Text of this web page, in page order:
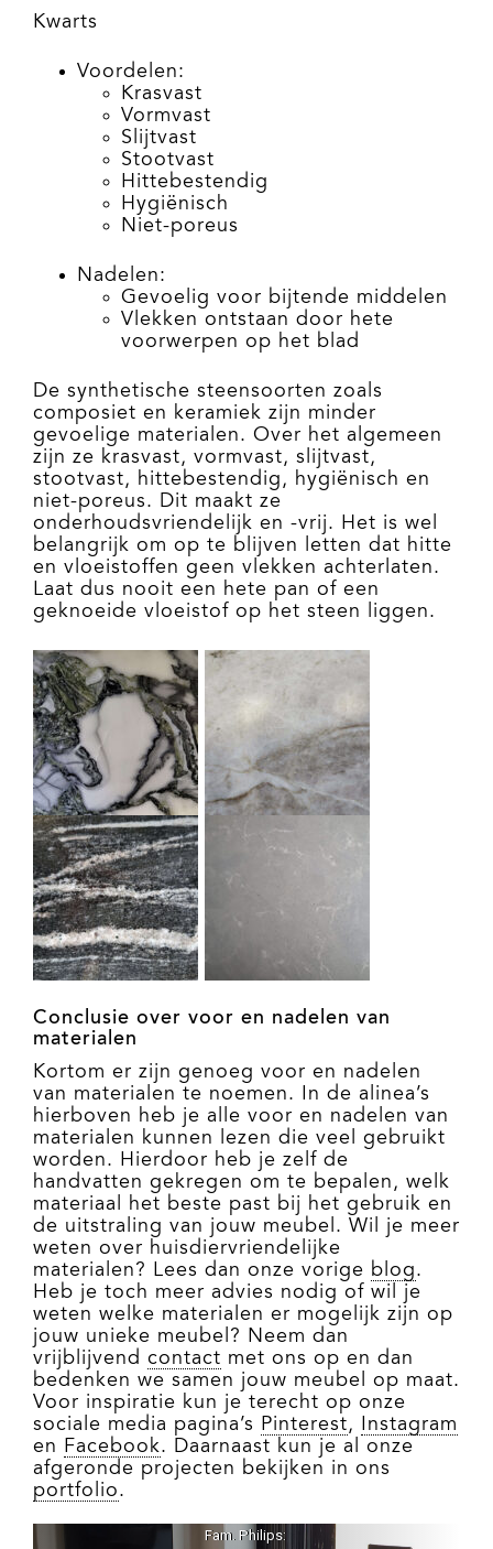
Kwarts
Voordelen:
Krasvast
Vormvast
Slijtvast
Stootvast
Hittebestendig
Hygiënisch
Niet-poreus
Nadelen:
Gevoelig voor bijtende middelen
Vlekken ontstaan door hete
voorwerpen op het blad
De synthetische steensoorten zoals
composiet en keramiek zijn minder
gevoelige materialen. Over het algemeen
zijn ze krasvast, vormvast, slijtvast,
stootvast, hittebestendig, hygiënisch en
niet-poreus. Dit maakt ze
onderhoudsvriendelijk en -vrij. Het is wel
belangrijk om op te blijven letten dat hitte
en vloeistoffen geen vlekken achterlaten.
Laat dus nooit een hete pan of een
geknoeide vloeistof op het steen liggen.
Conclusie over voor en nadelen van
materialen
Kortom er zijn genoeg voor en nadelen
van materialen te noemen. In de alinea’s
hierboven heb je alle voor en nadelen van
materialen kunnen lezen die veel gebruikt
worden. Hierdoor heb je zelf de
handvatten gekregen om te bepalen, welk
materiaal het beste past bij het gebruik en
de uitstraling van jouw meubel. Wil je meer
weten over huisdiervriendelijke
materialen? Lees dan onze vorige blog.
Heb je toch meer advies nodig of wil je
weten welke materialen er mogelijk zijn op
jouw unieke meubel? Neem dan
vrijblijvend contact met ons op en dan
bedenken we samen jouw meubel op maat.
Voor inspiratie kun je terecht op onze
sociale media pagina’s
Pinterest,
Instagram
en
Facebook. Daarnaast kun je al onze
afgeronde projecten bekijken in ons
portfolio.
Fam. Philips: